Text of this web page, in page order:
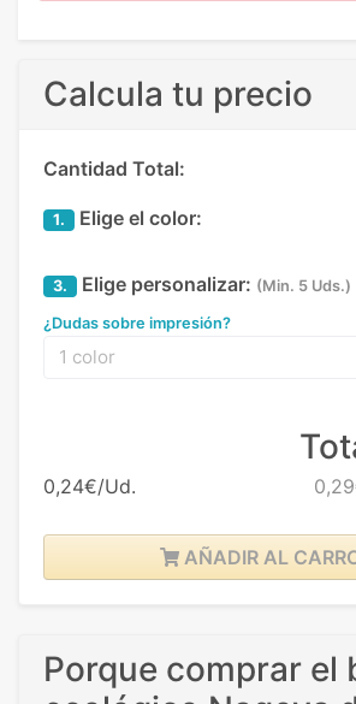
Calcula tu precio
Cantidad Total:
1. Elige el color:
3. Elige personalizar: (Min. 5 Uds.)
¿Dudas sobre impresión?
1 color
0,24€/Ud.
AÑADIR AL
Porque comprar el